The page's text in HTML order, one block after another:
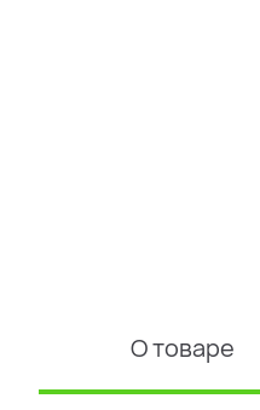
О товаре